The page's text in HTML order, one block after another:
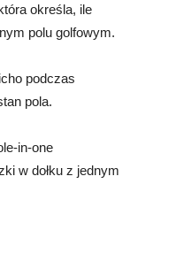
określa, ile
polu golfowym.
podczas
pola.
in-one
w dołku z jednym